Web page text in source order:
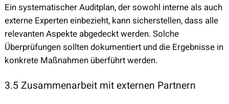
Ein systematischer Auditplan, der sowohl interne als auch
externe Experten einbezieht, kann sicherstellen, dass alle
relevanten Aspekte abgedeckt werden. Solche
Überprüfungen sollten dokumentiert und die Ergebnisse in
konkrete Maßnahmen überführt werden.
3.5 Zusammenarbeit mit externen Partnern